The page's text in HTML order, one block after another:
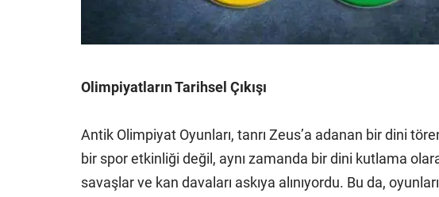
Olimpiyatların Tarihsel Çıkışı
Antik Olimpiyat Oyunları, tanrı Zeus’a adanan bir dini
bir spor etkinliği değil, aynı zamanda bir dini kutlama
savaşlar ve kan davaları askıya alınıyordu. Bu da,